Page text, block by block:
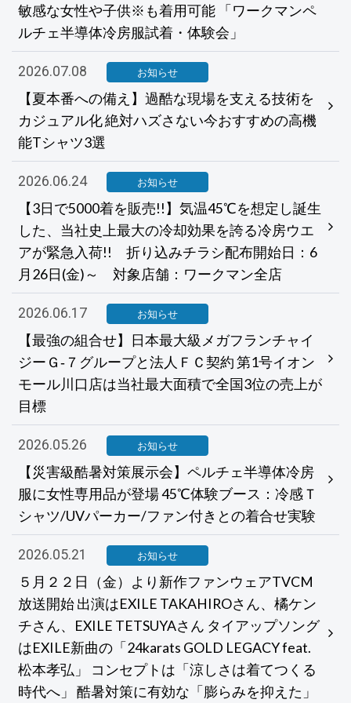
敏感な女性や子供※も着用可能 「ワークマンペ
ルチェ半導体冷房服試着・体験会」
2026.07.08 お知らせ
【夏本番への備え】過酷な現場を支える技術を
カジュアル化 絶対ハズさない今おすすめの高機
能Tシャツ3選
2026.06.24 お知らせ
【3日で5000着を販売!!】気温45℃を想定し誕生
した、当社史上最大の冷却効果を誇る冷房ウエ
アが緊急入荷!! 折り込みチラシ配布開始日：6
月26日(金)～ 対象店舗：ワークマン全店
2026.06.17 お知らせ
【最強の組合せ】日本最大級メガフランチャイ
ジーＧ‐７グループと法人ＦＣ契約 第1号イオン
モール川口店は当社最大面積で全国3位の売上が
目標
2026.05.26 お知らせ
【災害級酷暑対策展示会】ペルチェ半導体冷房
服に女性専用品が登場 45℃体験ブース：冷感Ｔ
シャツ/UVパーカー/ファン付きとの着合せ実験
2026.05.21 お知らせ
５月２２日（金）より新作ファンウェアTVCM
放送開始 出演はEXILE TAKAHIROさん、橘ケン
チさん、EXILE TETSUYAさん タイアップソング
はEXILE新曲の「24karats GOLD LEGACY feat.
松本孝弘」 コンセプトは「涼しさは着てつくる
時代へ」 酷暑対策に有効な「膨らみを抑えた」